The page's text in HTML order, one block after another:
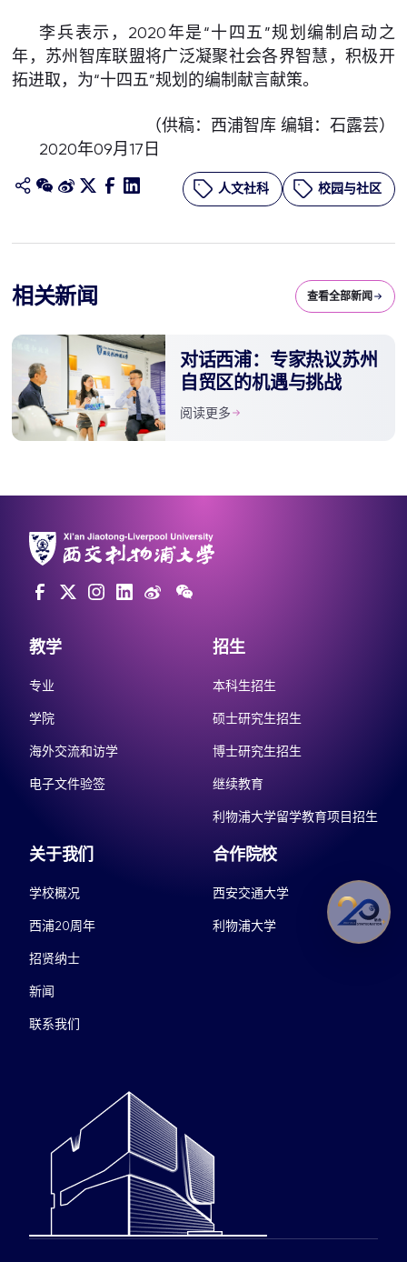
李兵表示，2020年是“十四五”规划编制启动之
年，苏州智库联盟将广泛凝聚社会各界智慧，积极开
拓进取，为“十四五”规划的编制献言献策。
（供稿：西浦智库 编辑：石露芸）
2020年09月17日
人文社科 校园与社区
相关新闻 查看全部新闻
对话西浦：专家热议苏州
自贸区的机遇与挑战
阅读更多
教学
专业
学院
海外交流和访学
电子文件验签
招生
本科生招生
硕士研究生招生
博士研究生招生
继续教育
利物浦大学留学教育项目招生
关于我们
学校概况
西浦20周年
招贤纳士
新闻
联系我们
合作院校
西安交通大学
利物浦大学